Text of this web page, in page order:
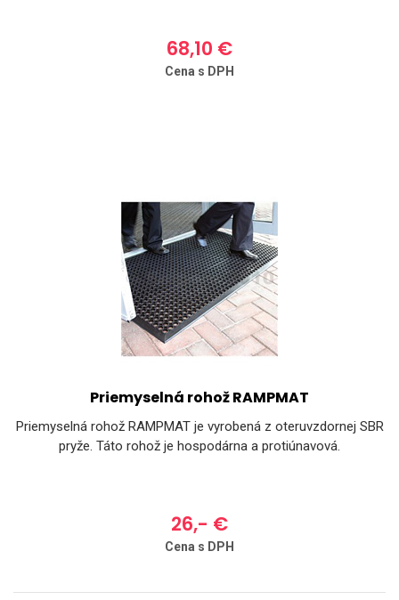
68,10 €
Cena s DPH
Priemyselná rohož RAMPMAT
Priemyselná rohož RAMPMAT je vyrobená z oteruvzdornej SBR
pryže. Táto rohož je hospodárna a protiúnavová.
26,- €
Cena s DPH